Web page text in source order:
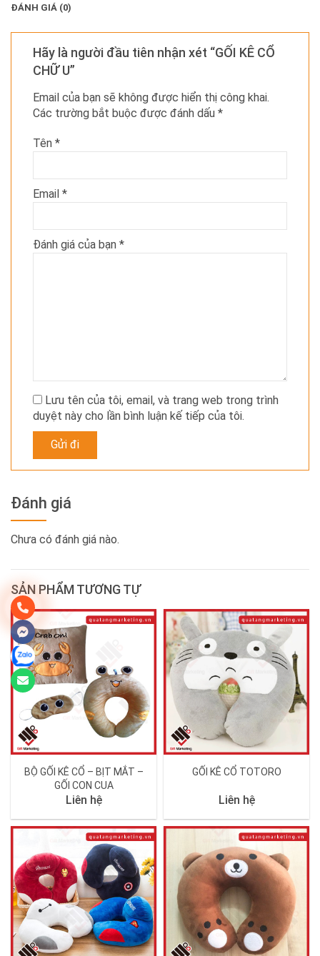
ĐÁNH GIÁ (0)
Hãy là người đầu tiên nhận xét “GỐI KÊ CỔ
CHỮ U”
Email của bạn sẽ không được hiển thị công khai.
Các trường bắt buộc được đánh dấu *
Tên *
Email *
Đánh giá của bạn *
Lưu tên của tôi, email, và trang web trong trình
duyệt này cho lần bình luận kế tiếp của tôi.
Đánh giá
Chưa có đánh giá nào.
SẢN PHẨM TƯƠNG TỰ
BỘ GỐI KÊ CỔ – BỊT MẮT –
GỐI CON CUA
Liên hệ
GỐI KÊ CỔ TOTORO
Liên hệ